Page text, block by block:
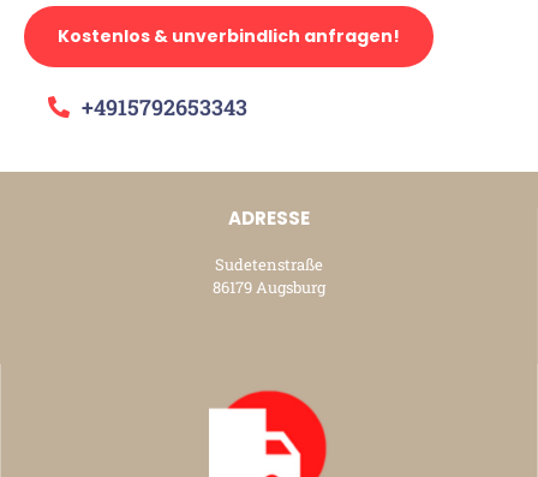
Kostenlos & unverbindlich anfragen!
+4915792653343
ADRESSE
Sudetenstraße
86179 Augsburg